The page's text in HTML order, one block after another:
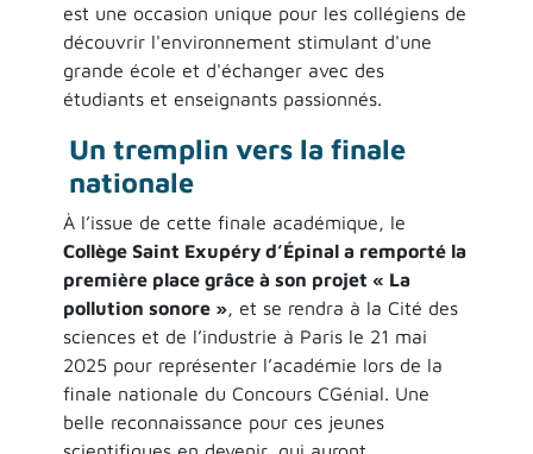
est une occasion unique pour les collégiens de
découvrir l'environnement stimulant d'une
grande école et d'échanger avec des
étudiants et enseignants passionnés.
Un tremplin vers la finale
nationale
À l’issue de cette finale académique, le
Collège Saint Exupéry d’Épinal a remporté la
première place grâce à son projet « La
pollution sonore », et se rendra à la Cité des
sciences et de l’industrie à Paris le 21 mai
2025 pour représenter l’académie lors de la
finale nationale du Concours CGénial. Une
belle reconnaissance pour ces jeunes